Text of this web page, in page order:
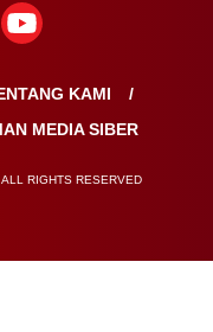
KAMI
MEDIA SIBER
RIGHTS RESERVED